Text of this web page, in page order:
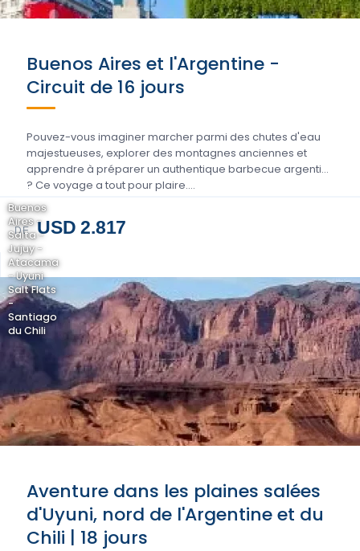
Buenos Aires et l'Argentine -
Circuit de 16 jours
Pouvez-vous imaginer marcher parmi des chutes d'eau
majestueuses, explorer des montagnes anciennes et
apprendre à préparer un authentique barbecue argentin
? Ce voyage a tout pour plaire....
DE USD 2.817
Buenos
Aires -
Salta -
Jujuy -
Atacama
- Uyuni
Salt Flats
-
Santiago
du Chili
Aventure dans les plaines salées
d'Uyuni, nord de l'Argentine et du
Chili | 18 jours